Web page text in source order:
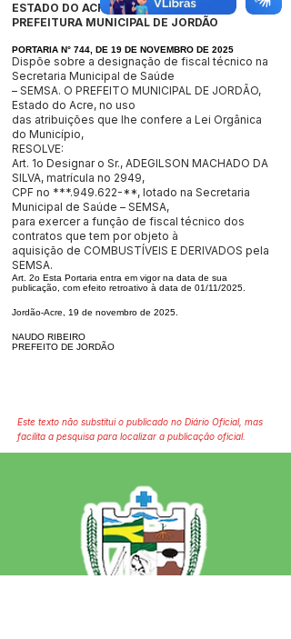
ESTADO DO ACRE
PREFEITURA MUNICIPAL DE JORDÃO
PORTARIA N° 744, DE 19 DE NOVEMBRO DE 2025
Dispõe sobre a designação de fiscal técnico na
Secretaria Municipal de Saúde
– SEMSA. O PREFEITO MUNICIPAL DE JORDÃO,
Estado do Acre, no uso
das atribuições que lhe confere a Lei Orgânica
do Município,
RESOLVE:
Art. 1o Designar o Sr., ADEGILSON MACHADO DA
SILVA, matrícula no 2949,
CPF no ***.949.622-**, lotado na Secretaria
Municipal de Saúde – SEMSA,
para exercer a função de fiscal técnico dos
contratos que tem por objeto à
aquisição de COMBUSTÍVEIS E DERIVADOS pela
SEMSA.
Art. 2o Esta Portaria entra em vigor na data de sua
publicação, com efeito retroativo à data de 01/11/2025.
Jordão-Acre, 19 de novembro de 2025.
NAUDO RIBEIRO
PREFEITO DE JORDÃO
Este texto não substitui o publicado no Diário Oficial, mas
facilita a pesquisa para localizar a publicação oficial.